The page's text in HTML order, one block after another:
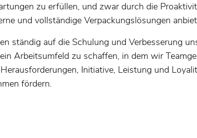
zu erfüllen, und zwar durch die
und vollständige Verpackungslösungen
ständig auf die Schulung und Verbesserung
Arbeitsumfeld zu schaffen, in dem wir
Initiative, Leistung und
fördern.